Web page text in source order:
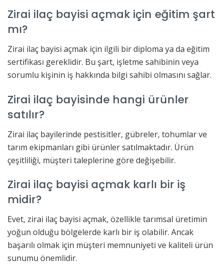
Zirai ilaç bayisi açmak için eğitim şart
mı?
Zirai ilaç bayisi açmak için ilgili bir diploma ya da eğitim
sertifikası gereklidir. Bu şart, işletme sahibinin veya
sorumlu kişinin iş hakkında bilgi sahibi olmasını sağlar.
Zirai ilaç bayisinde hangi ürünler
satılır?
Zirai ilaç bayilerinde pestisitler, gübreler, tohumlar ve
tarım ekipmanları gibi ürünler satılmaktadır. Ürün
çeşitliliği, müşteri taleplerine göre değişebilir.
Zirai ilaç bayisi açmak karlı bir iş
midir?
Evet, zirai ilaç bayisi açmak, özellikle tarımsal üretimin
yoğun olduğu bölgelerde karlı bir iş olabilir. Ancak
başarılı olmak için müşteri memnuniyeti ve kaliteli ürün
sunumu önemlidir.